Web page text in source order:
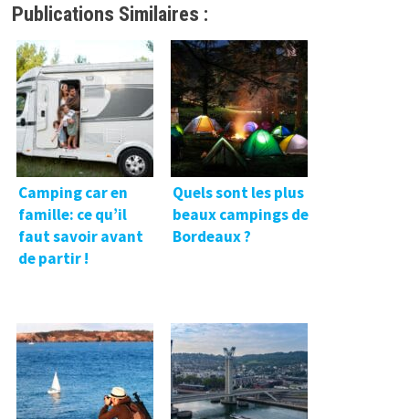
Publications Similaires :
Camping car en
famille: ce qu’il
faut savoir avant
de partir !
Quels sont les plus
beaux campings de
Bordeaux ?